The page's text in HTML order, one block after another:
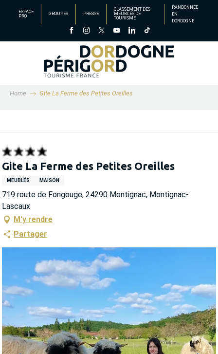
principal
ESPACE
PRO
GROUPES PRESSE
CLASSEMENT DES
MEUBLÉS DE
TOURISME
RANDONNÉE
EN
DORDOGNE
Home Gite La Ferme des Petites Oreilles
Gite La Ferme des Petites Oreilles
MEUBLÉS MAISON
719 route de Fongouge, 24290 Montignac, Montignac-
Lascaux
M'y rendre
Partager